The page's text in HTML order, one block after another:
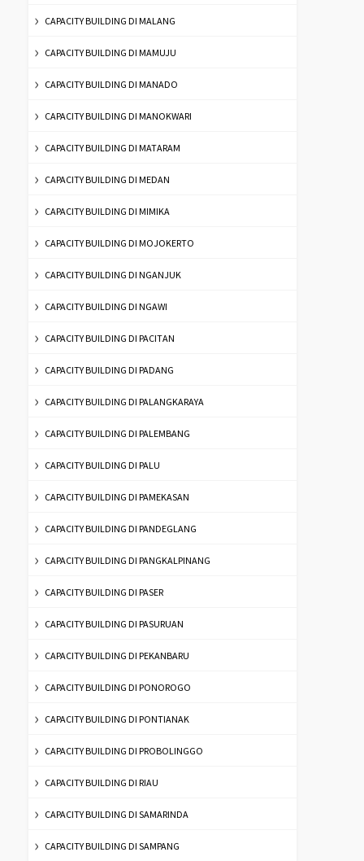
CAPACITY BUILDING DI MALANG
CAPACITY BUILDING DI MAMUJU
CAPACITY BUILDING DI MANADO
CAPACITY BUILDING DI MANOKWARI
CAPACITY BUILDING DI MATARAM
CAPACITY BUILDING DI MEDAN
CAPACITY BUILDING DI MIMIKA
CAPACITY BUILDING DI MOJOKERTO
CAPACITY BUILDING DI NGANJUK
CAPACITY BUILDING DI NGAWI
CAPACITY BUILDING DI PACITAN
CAPACITY BUILDING DI PADANG
CAPACITY BUILDING DI PALANGKARAYA
CAPACITY BUILDING DI PALEMBANG
CAPACITY BUILDING DI PALU
CAPACITY BUILDING DI PAMEKASAN
CAPACITY BUILDING DI PANDEGLANG
CAPACITY BUILDING DI PANGKALPINANG
CAPACITY BUILDING DI PASER
CAPACITY BUILDING DI PASURUAN
CAPACITY BUILDING DI PEKANBARU
CAPACITY BUILDING DI PONOROGO
CAPACITY BUILDING DI PONTIANAK
CAPACITY BUILDING DI PROBOLINGGO
CAPACITY BUILDING DI RIAU
CAPACITY BUILDING DI SAMARINDA
CAPACITY BUILDING DI SAMPANG